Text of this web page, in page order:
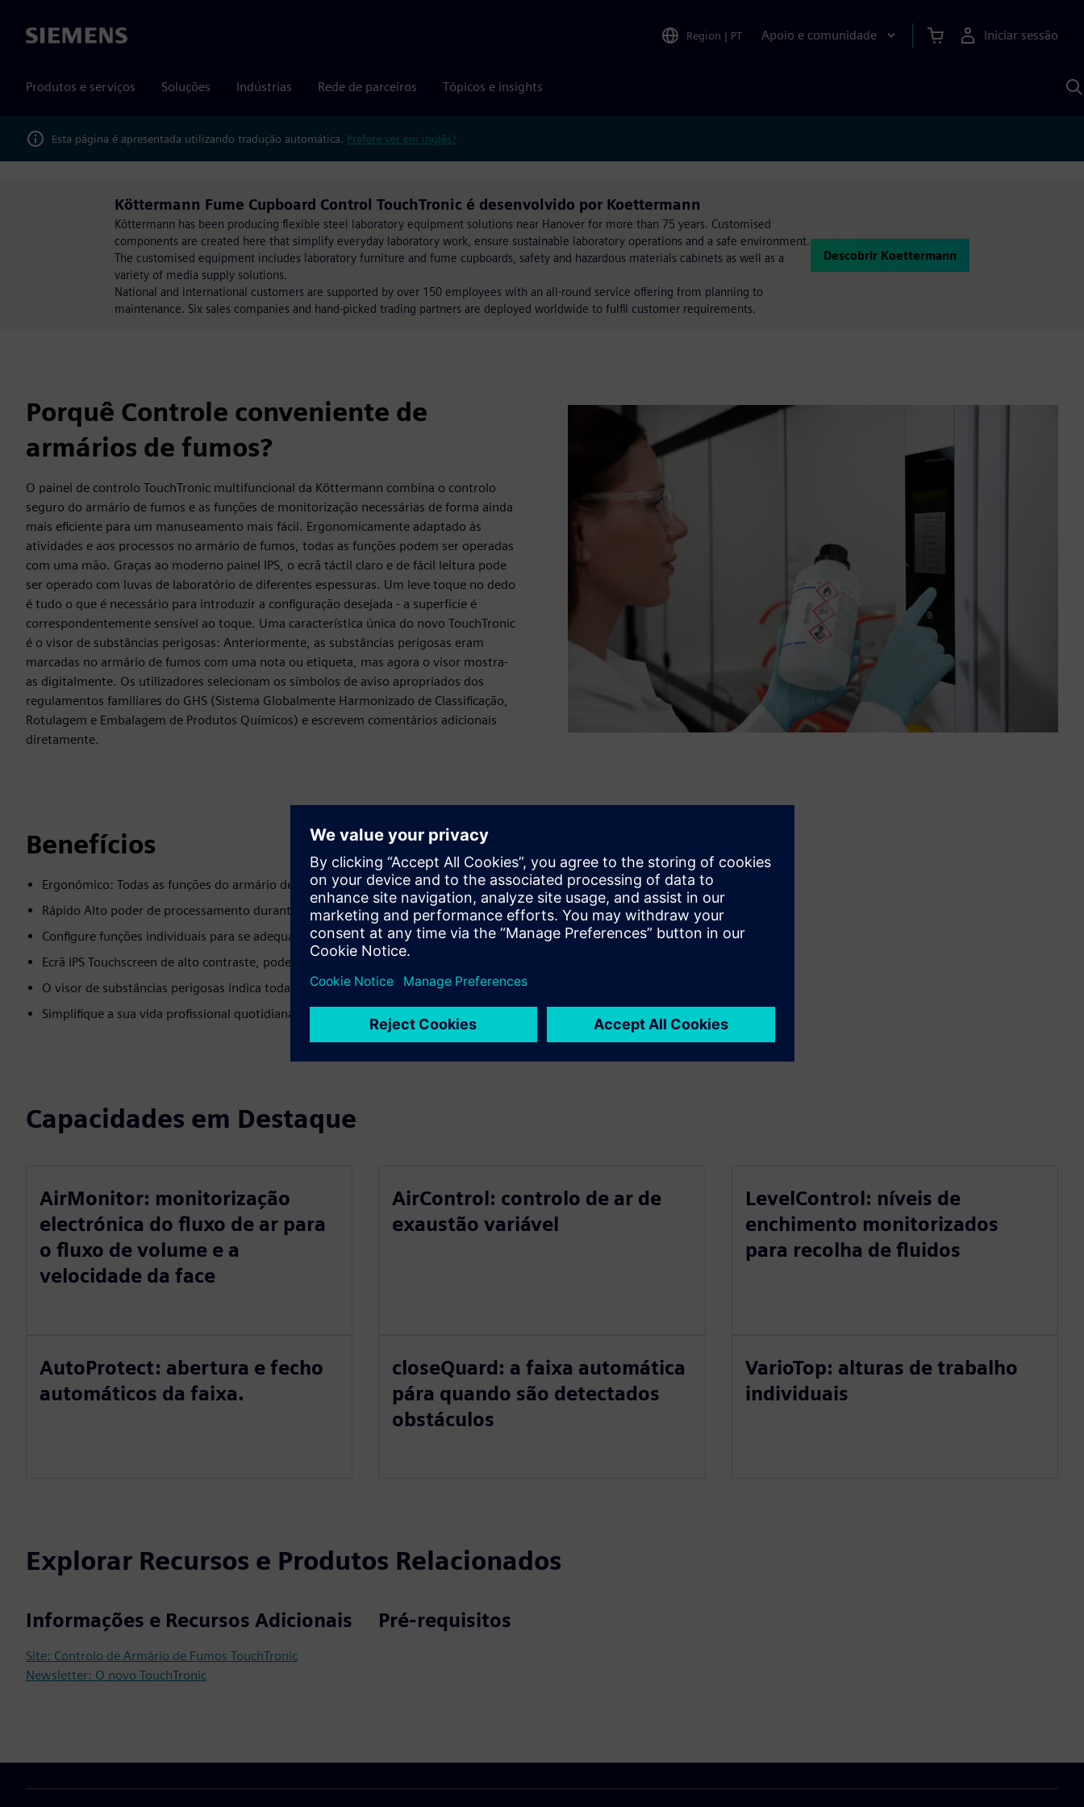
Siemens Region | PT Apoio e comunidade Iniciar sessão
Produtos e serviços Soluções Indústrias Rede de parceiros Tópicos e insights
Esta página é apresentada utilizando tradução automática. Prefere ver em inglês?
Köttermann Fume Cupboard Control TouchTronic é desenvolvido por Koettermann
Köttermann has been producing flexible steel laboratory equipment solutions near Hanover for more than 75 years. Customised
components are created here that simplify everyday laboratory work, ensure sustainable laboratory operations and a safe environment.
The customised equipment includes laboratory furniture and fume cupboards, safety and hazardous materials cabinets as well as a
variety of media supply solutions.
National and international customers are supported by over 150 employees with an all-round service offering from planning to
maintenance. Six sales companies and hand-picked trading partners are deployed worldwide to fulfil customer requirements.
Descobrir Koettermann
Porquê Controle conveniente de
armários de fumos?
O painel de controlo TouchTronic multifuncional da Köttermann combina o controlo
seguro do armário de fumos e as funções de monitorização necessárias de forma ainda
mais eficiente para um manuseamento mais fácil. Ergonomicamente adaptado às
atividades e aos processos no armário de fumos, todas as funções podem ser operadas
com uma mão. Graças ao moderno painel IPS, o ecrã táctil claro e de fácil leitura pode
ser operado com luvas de laboratório de diferentes espessuras. Um leve toque no dedo
é tudo o que é necessário para introduzir a configuração desejada - a superfície é
correspondentemente sensível ao toque. Uma característica única do novo TouchTronic
é o visor de substâncias perigosas: Anteriormente, as substâncias perigosas eram
marcadas no armário de fumos com uma nota ou etiqueta, mas agora o visor mostra-
as digitalmente. Os utilizadores selecionam os símbolos de aviso apropriados dos
regulamentos familiares do GHS (Sistema Globalmente Harmonizado de Classificação,
Rotulagem e Embalagem de Produtos Químicos) e escrevem comentários adicionais
diretamente.
Benefícios
Ergonómico: Todas as funções do armário de fumos podem ser controladas simplesmente pelo TouchTronic
Rápido Alto poder de processamento durante a operação
Configure funções individuais para se adequar ao seu trabalho
Ecrã IPS Touchscreen de alto contraste, pode ser operado com luvas
O visor de substâncias perigosas indica todas as substâncias perigosas visíveis utilizadas.
Simplifique a sua vida profissional quotidiana
Capacidades em Destaque
AirMonitor: monitorização
electrónica do fluxo de ar para
o fluxo de volume e a
velocidade da face
AirControl: controlo de ar de
exaustão variável
LevelControl: níveis de
enchimento monitorizados
para recolha de fluidos
AutoProtect: abertura e fecho
automáticos da faixa.
closeQuard: a faixa automática
pára quando são detectados
obstáculos
VarioTop: alturas de trabalho
individuais
Explorar Recursos e Produtos Relacionados
Informações e Recursos Adicionais
Site: Controlo de Armário de Fumos TouchTronic
Newsletter: O novo TouchTronic
Pré-requisitos